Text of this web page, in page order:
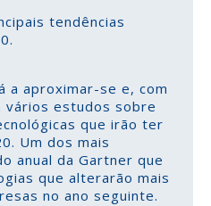
tendências
a aproximar-se e, com
vários estudos sobre
que irão ter
Um dos mais
anual da Gartner que
que alterarão mais
no ano seguinte.